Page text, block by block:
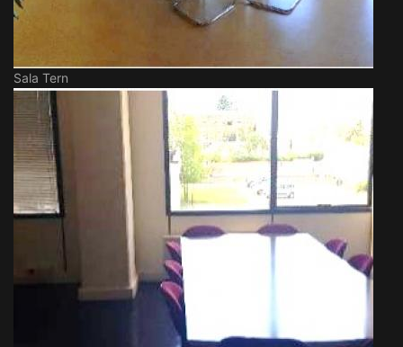
Sala Tern